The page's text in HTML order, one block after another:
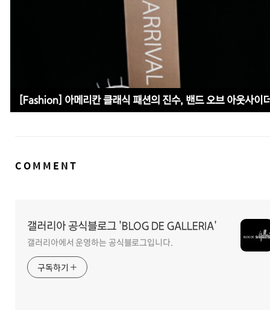
[Fashion] 아메리칸 클래식 패션의 진수, 밴드 오브 아웃사이
댓
COMMENT
갤러리아 공식블로그 'BLOG DE GALLERIA'
갤러리아에서 운영하는 공식블로그입니다.
구독하기